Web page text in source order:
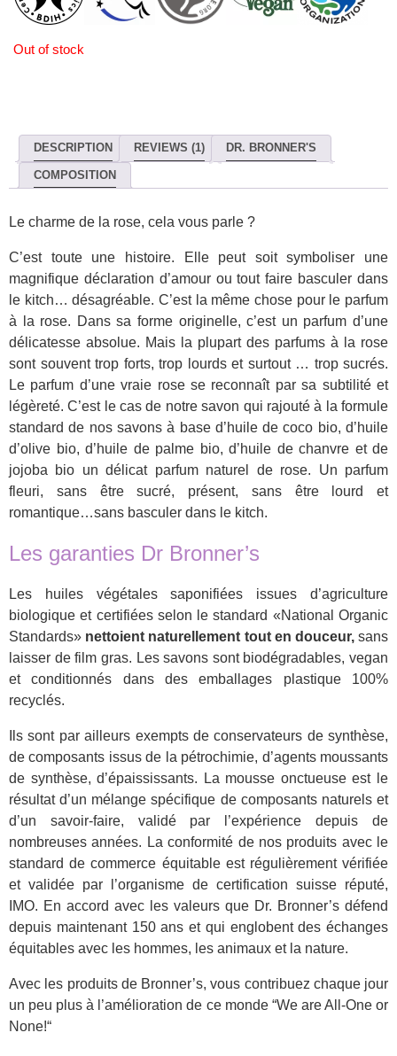
Out of stock
DESCRIPTION REVIEWS (1) DR. BRONNER'S
COMPOSITION
Le charme de la rose, cela vous parle ?
C’est toute une histoire. Elle peut soit symboliser une
magnifique déclaration d’amour ou tout faire basculer dans
le kitch… désagréable. C’est la même chose pour le parfum
à la rose. Dans sa forme originelle, c’est un parfum d’une
délicatesse absolue. Mais la plupart des parfums à la rose
sont souvent trop forts, trop lourds et surtout … trop sucrés.
Le parfum d’une vraie rose se reconnaît par sa subtilité et
légèreté. C’est le cas de notre savon qui rajouté à la formule
standard de nos savons à base d’huile de coco bio, d’huile
d’olive bio, d’huile de palme bio, d’huile de chanvre et de
jojoba bio un délicat parfum naturel de rose. Un parfum
fleuri, sans être sucré, présent, sans être lourd et
romantique…sans basculer dans le kitch.
Les garanties Dr Bronner’s
Les huiles végétales saponifiées issues d’agriculture
biologique et certifiées selon le standard «National Organic
Standards» nettoient naturellement tout en douceur,sans
laisser de film gras. Les savons sont biodégradables, vegan
et conditionnés dans des emballages plastique 100%
recyclés.
Ils sont par ailleurs exempts de conservateurs de synthèse,
de composants issus de la pétrochimie, d’agents moussants
de synthèse, d’épaississants. La mousse onctueuse est le
résultat d’un mélange spécifique de composants naturels et
d’un savoir-faire, validé par l’expérience depuis de
nombreuses années. La conformité de nos produits avec le
standard de commerce équitable est régulièrement vérifiée
et validée par l’organisme de certification suisse réputé,
IMO. En accord avec les valeurs que Dr. Bronner’s défend
depuis maintenant 150 ans et qui englobent des échanges
équitables avec les hommes, les animaux et la nature.
Avec les produits de Bronner’s, vous contribuez chaque jour
un peu plus à l’amélioration de ce monde “We are All-One or
None!“